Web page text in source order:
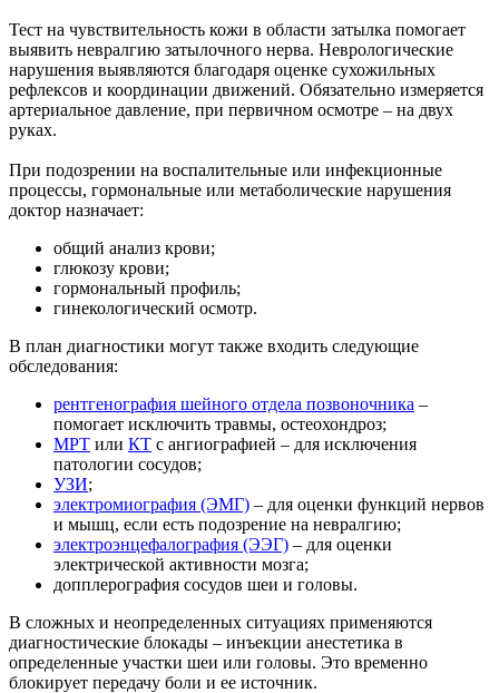
Тест на чувствительность кожи в области затылка помогает
выявить невралгию затылочного нерва. Неврологические
нарушения выявляются благодаря оценке сухожильных
рефлексов и координации движений. Обязательно измеряется
артериальное давление, при первичном осмотре – на двух
руках.
При подозрении на воспалительные или инфекционные
процессы, гормональные или метаболические нарушения
доктор назначает:
общий анализ крови;
глюкозу крови;
гормональный профиль;
гинекологический осмотр.
В план диагностики могут также входить следующие
обследования:
рентгенография шейного отдела позвоночника –
помогает исключить травмы, остеохондроз;
МРТ или КТ с ангиографией – для исключения
патологии сосудов;
УЗИ;
электромиография (ЭМГ) – для оценки функций нервов
и мышц, если есть подозрение на невралгию;
электроэнцефалография (ЭЭГ) – для оценки
электрической активности мозга;
допплерография сосудов шеи и головы.
В сложных и неопределенных ситуациях применяются
диагностические блокады – инъекции анестетика в
определенные участки шеи или головы. Это временно
блокирует передачу боли и ее источник.